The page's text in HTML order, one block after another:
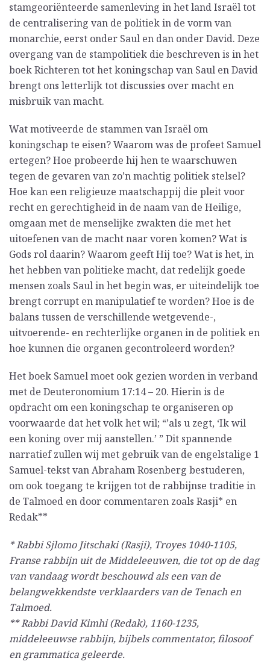
stamgeoriënteerde samenleving in het land Israël tot
de centralisering van de politiek in de vorm van
monarchie, eerst onder Saul en dan onder David. Deze
overgang van de stampolitiek die beschreven is in het
boek Richteren tot het koningschap van Saul en David
brengt ons letterlijk tot discussies over macht en
misbruik van macht.
Wat motiveerde de stammen van Israël om
koningschap te eisen? Waarom was de profeet Samuel
ertegen? Hoe probeerde hij hen te waarschuwen
tegen de gevaren van zo’n machtig politiek stelsel?
Hoe kan een religieuze maatschappij die pleit voor
recht en gerechtigheid in de naam van de Heilige,
omgaan met de menselijke zwakten die met het
uitoefenen van de macht naar voren komen? Wat is
Gods rol daarin? Waarom geeft Hij toe? Wat is het, in
het hebben van politieke macht, dat redelijk goede
mensen zoals Saul in het begin was, er uiteindelijk toe
brengt corrupt en manipulatief te worden? Hoe is de
balans tussen de verschillende wetgevende-,
uitvoerende- en rechterlijke organen in de politiek en
hoe kunnen die organen gecontroleerd worden?
Het boek Samuel moet ook gezien worden in verband
met de Deuteronomium 17:14 – 20. Hierin is de
opdracht om een koningschap te organiseren op
voorwaarde dat het volk het wil; “’als u zegt, ‘Ik wil
een koning over mij aanstellen.’ ” Dit spannende
narratief zullen wij met gebruik van de engelstalige 1
Samuel-tekst van Abraham Rosenberg bestuderen,
om ook toegang te krijgen tot de rabbijnse traditie in
de Talmoed en door commentaren zoals Rasji* en
Redak**
* Rabbi Sjlomo Jitschaki (Rasji), Troyes 1040-1105,
Franse rabbijn uit de Middeleeuwen, die tot op de dag
van vandaag wordt beschouwd als een van de
belangwekkendste verklaarders van de Tenach en
Talmoed.
** Rabbi David Kimhi (Redak), 1160-1235,
middeleeuwse rabbijn, bijbels commentator, filosoof
en grammatica geleerde.